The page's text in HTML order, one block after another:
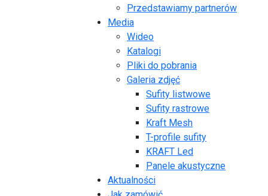
Przedstawiamy partnerów
Media
Wideo
Katalogi
Pliki do pobrania
Galeria zdjęć
Sufity listwowe
Sufity rastrowe
Kraft Mesh
T-profile sufity
KRAFT Led
Panele akustyczne
Aktualności